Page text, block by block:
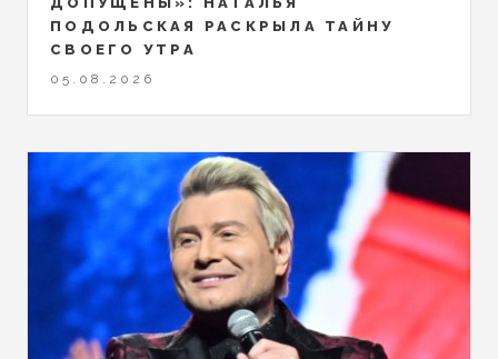
ПОДОЛЬСКАЯ РАСКРЫЛА ТАЙНУ
СВОЕГО УТРА
05.08.2026